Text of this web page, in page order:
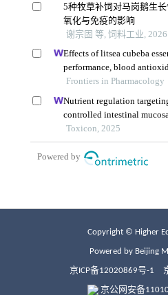
Copyright © Higher
Powered by Beijing
京ICP备12020869号-1
京公网安备